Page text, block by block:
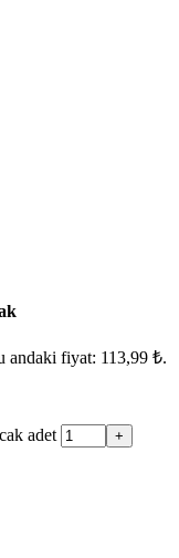
andaki fiyat: 113,99 ₺.
adet
+